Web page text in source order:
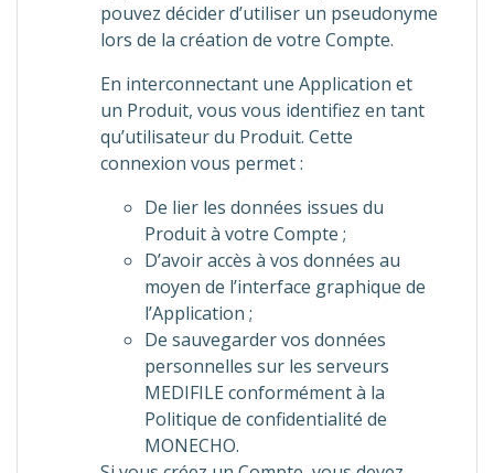
pouvez décider d’utiliser un pseudonyme
lors de la création de votre Compte.
En interconnectant une Application et
un Produit, vous vous identifiez en tant
qu’utilisateur du Produit. Cette
connexion vous permet :
De lier les données issues du
Produit à votre Compte ;
D’avoir accès à vos données au
moyen de l’interface graphique de
l’Application ;
De sauvegarder vos données
personnelles sur les serveurs
MEDIFILE conformément à la
Politique de confidentialité de
MONECHO.